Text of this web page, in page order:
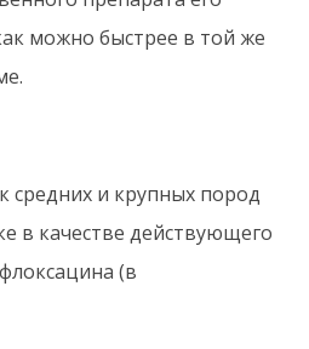
можно быстрее в той же
средних и крупных пород
в качестве действующего
(в